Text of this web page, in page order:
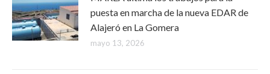
puesta en marcha de la nueva EDAR de
Alajeró en La Gomera
mayo 13, 2026